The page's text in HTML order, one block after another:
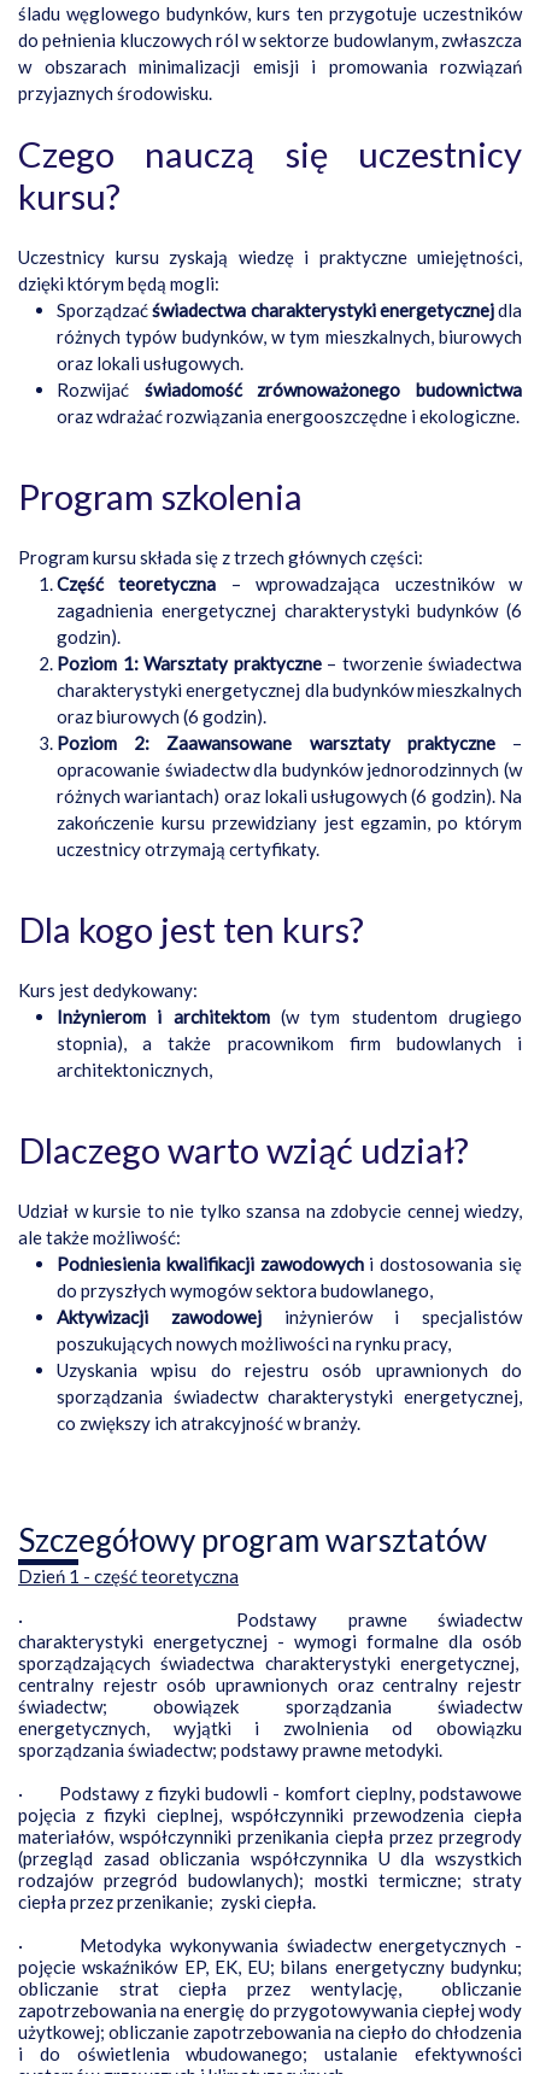
śladu węglowego budynków, kurs ten przygotuje uczestników
do pełnienia kluczowych ról w sektorze budowlanym, zwłaszcza
w obszarach minimalizacji emisji i promowania rozwiązań
przyjaznych środowisku.
Czego nauczą się uczestnicy
kursu?
Uczestnicy kursu zyskają wiedzę i praktyczne umiejętności,
dzięki którym będą mogli:
Sporządzaćświadectwa charakterystyki energetycznejdla
różnych typów budynków, w tym mieszkalnych, biurowych
oraz lokali usługowych.
Rozwijać świadomość zrównoważonego budownictwa
oraz wdrażać rozwiązania energooszczędne i ekologiczne.
Program szkolenia
Program kursu składa się z trzech głównych części:
Część teoretyczna – wprowadzająca uczestników w
zagadnienia energetycznej charakterystyki budynków (6
godzin).
Poziom 1: Warsztaty praktyczne– tworzenie świadectwa
charakterystyki energetycznej dla budynków mieszkalnych
oraz biurowych (6 godzin).
Poziom 2: Zaawansowane warsztaty praktyczne–
opracowanie świadectw dla budynków jednorodzinnych (w
różnych wariantach) oraz lokali usługowych (6 godzin). Na
zakończenie kursu przewidziany jest egzamin, po którym
uczestnicy otrzymają certyfikaty.
Dla kogo jest ten kurs?
Kurs jest dedykowany:
Inżynierom i architektom(w tym studentom drugiego
stopnia), a także pracownikom firm budowlanych i
architektonicznych,
Dlaczego warto wziąć udział?
Udział w kursie to nie tylko szansa na zdobycie cennej wiedzy,
ale także możliwość:
Podniesienia kwalifikacji zawodowychi dostosowania się
do przyszłych wymogów sektora budowlanego,
Aktywizacji zawodowejinżynierów i specjalistów
poszukujących nowych możliwości na rynku pracy,
Uzyskania wpisu do rejestru osób uprawnionych do
sporządzania świadectw charakterystyki energetycznej,
co zwiększy ich atrakcyjność w branży.
Szczegółowy program warsztatów
Dzień 1 - część teoretyczna
·
Podstawy prawne świadectw
charakterystyki energetycznej - wymogi formalne dla osób
sporządzających świadectwa charakterystyki energetycznej,
centralny rejestr osób uprawnionych oraz centralny rejestr
świadectw; obowiązek sporządzania świadectw
energetycznych, wyjątki i zwolnienia od obowiązku
sporządzania świadectw; podstawy prawne metodyki.
·
Podstawy z fizyki budowli - komfort cieplny, podstawowe
pojęcia z fizyki cieplnej, współczynniki przewodzenia ciepła
materiałów, współczynniki przenikania ciepła przez przegrody
(przegląd zasad obliczania współczynnika U dla wszystkich
rodzajów przegród budowlanych); mostki termiczne; straty
ciepła przez przenikanie; zyski ciepła.
·
Metodyka wykonywania świadectw energetycznych -
pojęcie wskaźników EP, EK, EU; bilans energetyczny budynku;
obliczanie strat ciepła przez wentylację, obliczanie
zapotrzebowania na energię do przygotowywania ciepłej wody
użytkowej; obliczanie zapotrzebowania na ciepło do chłodzenia
i do oświetlenia wbudowanego; ustalanie efektywności